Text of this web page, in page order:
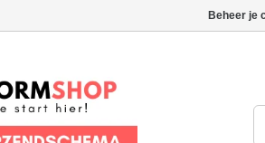
Beheer je